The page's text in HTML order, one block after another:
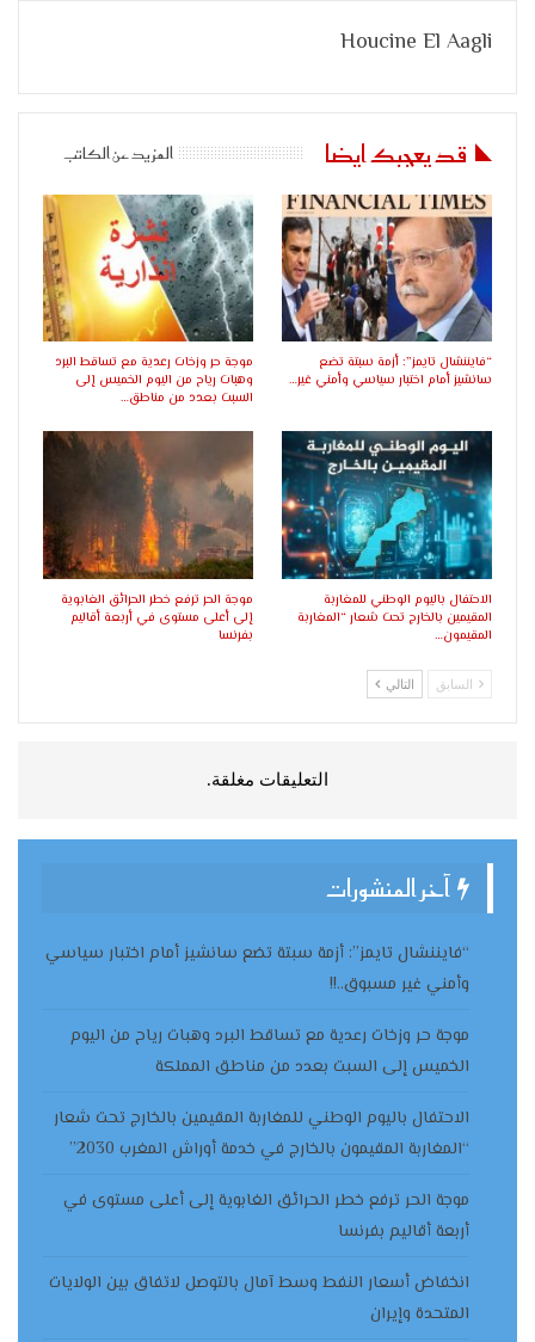
Houcine El Aagli
قد يعجبك ايضا المزيد عن الكاتب
“فايننشال تايمز”: أزمة سبتة تضع
سانشيز أمام اختبار سياسي وأمني غير…
موجة حر وزخات رعدية مع تساقط البرد
وهبات رياح من اليوم الخميس إلى
السبت بعدد من مناطق…
الاحتفال باليوم الوطني للمغاربة
المقيمين بالخارج تحت شعار “المغاربة
المقيمون…
موجة الحر ترفع خطر الحرائق الغابوية
إلى أعلى مستوى في أربعة أقاليم
بفرنسا
السابق التالي
التعليقات مغلقة.
آخر المنشورات
“فايننشال تايمز”: أزمة سبتة تضع سانشيز أمام اختبار سياسي
وأمني غير مسبوق..!!
موجة حر وزخات رعدية مع تساقط البرد وهبات رياح من اليوم
الخميس إلى السبت بعدد من مناطق المملكة
الاحتفال باليوم الوطني للمغاربة المقيمين بالخارج تحت شعار
“المغاربة المقيمون بالخارج في خدمة أوراش المغرب 2030”
موجة الحر ترفع خطر الحرائق الغابوية إلى أعلى مستوى في
أربعة أقاليم بفرنسا
انخفاض أسعار النفط وسط آمال بالتوصل لاتفاق بين الولايات
المتحدة وإيران